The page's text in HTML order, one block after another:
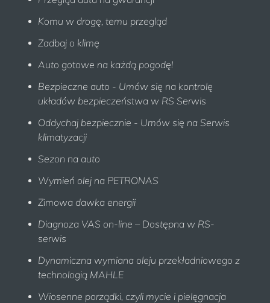
Komu w drogę, temu przegląd
Zadbaj o klimę
Auto gotowe na każdą pogodę!
Bezpieczne auto - Umów się na kontrolę
układów bezpieczeństwa w RS Serwis
Oddychaj bezpiecznie - Umów się na Serwis
klimatyzacji
Sezon na auto
Wymień olej na PETRONAS
Zimowa dawka energii
Diagnoza VAS on-line – Dostępna w RS-
serwis
Dynamiczna wymiana oleju przekładniowego z
technologią MAHLE
Wiosenne porządki, czyli mycie i pielęgnacja